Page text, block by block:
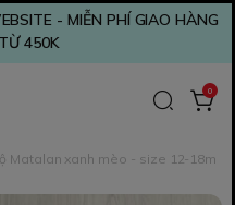
- MIỄN PHÍ GIAO HÀNG
450K
0
Matalan xanh mèo - size 12-18m